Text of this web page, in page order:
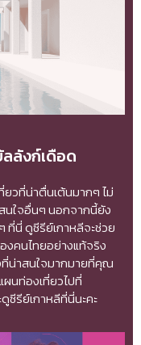
ลังก์เดือด
ยวที่น่าตื่นเต้นมากๆ ไม่
นใจอื่นๆ นอกจากนี้ยัง
นี่ ดูซีรีย์เกาหลีจะช่วย
คนไทยอย่างแท้จริง
น่าสนใจมากมายที่คุณ
นท่องเที่ยวไปที่
ซีรีย์เกาหลีที่นี่นะคะ